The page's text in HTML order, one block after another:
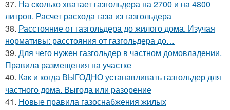
37. На сколько хватает газгольдера на 2700 и на 4800
литров. Расчет расхода газа из газгольдера
38. Расстояние от газгольдера до жилого дома. Изучая
нормативы: расстояния от газгольдера до…
39. Для чего нужен газгольдер в частном домовладении.
Правила размещения на участке
40. Как и когда ВЫГОДНО устанавливать газгольдер для
частного дома. Выгода или разорение
41. Новые правила газоснабжения жилых